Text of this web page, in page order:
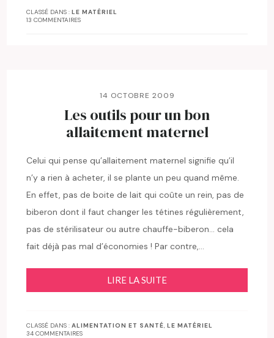
CLASSÉ DANS :LE MATÉRIEL
13 COMMENTAIRES
14 OCTOBRE 2009
Les outils pour un bon
allaitement maternel
Celui qui pense qu’allaitement maternel signifie qu’il
n’y a rien à acheter, il se plante un peu quand même.
En effet, pas de boite de lait qui coûte un rein, pas de
biberon dont il faut changer les tétines régulièrement,
pas de stérilisateur ou autre chauffe-biberon… cela
fait déjà pas mal d’économies ! Par contre,…
LIRE LA SUITE
CLASSÉ DANS :ALIMENTATION ET SANTÉ,LE MATÉRIEL
34 COMMENTAIRES